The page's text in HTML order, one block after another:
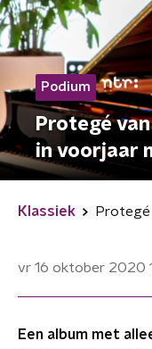
Podium
Protegé
in voorjaar
Klassiek
vr 16 oktober 2020
Een album met